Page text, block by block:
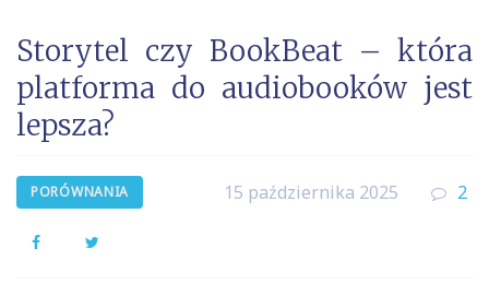
Storytel czy BookBeat – która
platforma do audiobooków jest
lepsza?
PORÓWNANIA 15 października 2025 2
Facebook